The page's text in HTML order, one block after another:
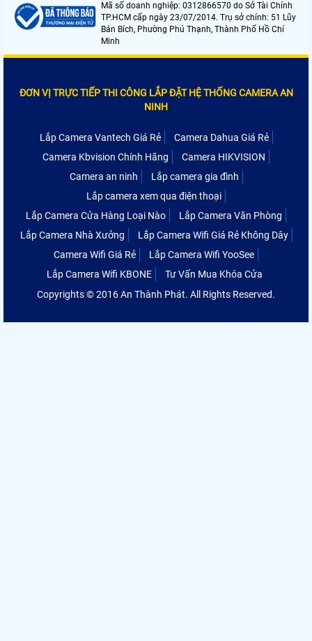
Mã số doanh nghiệp: 0312866570 do Sở Tài Chính
TP.HCM cấp ngày 23/07/2014. Trụ sở chính: 51 Lũy
Bán Bích, Phường Phú Thạnh, Thành Phố Hồ Chí
Minh
ĐƠN VỊ TRỰC TIẾP THI CÔNG LẮP ĐẶT HỆ THỐNG CAMERA AN
NINH
Lắp Camera Vantech Giá Rẻ
Camera Dahua Giá Rẻ
Camera Kbvision Chính Hãng
Camera HIKVISION
Camera an ninh
Lắp camera gia đình
Lắp camera xem qua điện thoại
Lắp Camera Cửa Hàng Loại Nào
Lắp Camera Văn Phòng
Lắp Camera Nhà Xưởng
Lắp Camera Wifi Giá Rẻ Không Dây
Camera Wifi Giá Rẻ
Lắp Camera Wifi YooSee
Lắp Camera Wifi KBONE
Tư Vấn Mua Khóa Cửa
Copyrights © 2016 An Thành Phát. All Rights Reserved.